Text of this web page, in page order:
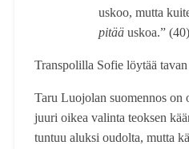
uskoo, mutta
pitääuskoa.” (40)
Transpolilla Sofie löytää
Taru Luojolan suomennos
juuri oikea valinta teoksen
tuntuu aluksi oudolta, mutta